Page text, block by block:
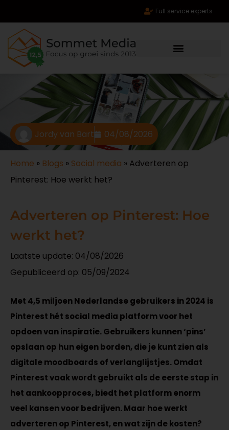
Full service experts
Jordy van Bart 04/08/2026
Home » Blogs » Social media » Adverteren op
Pinterest: Hoe werkt het?
Adverteren op Pinterest: Hoe
werkt het?
Laatste update: 04/08/2026
Gepubliceerd op: 05/09/2024
Met 4,5 miljoen Nederlandse gebruikers in 2024 is
Pinterest hét social media platform voor het
opdoen van inspiratie. Gebruikers kunnen ‘pins’
opslaan op hun eigen borden, die je kunt zien als
digitale moodboards of verlanglijstjes. Omdat
Pinterest vaak wordt gebruikt als de eerste stap in
het aankoopproces, biedt het platform enorm
veel kansen voor bedrijven. Maar hoe werkt
adverteren op Pinterest, en wat zijn de kosten?